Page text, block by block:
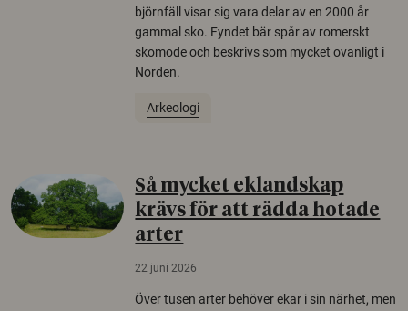
björnfäll visar sig vara delar av en 2000 år
gammal sko. Fyndet bär spår av romerskt
skomode och beskrivs som mycket ovanligt i
Norden.
Arkeologi
Så mycket eklandskap
krävs för att rädda hotade
arter
22 juni 2026
Över tusen arter behöver ekar i sin närhet, men